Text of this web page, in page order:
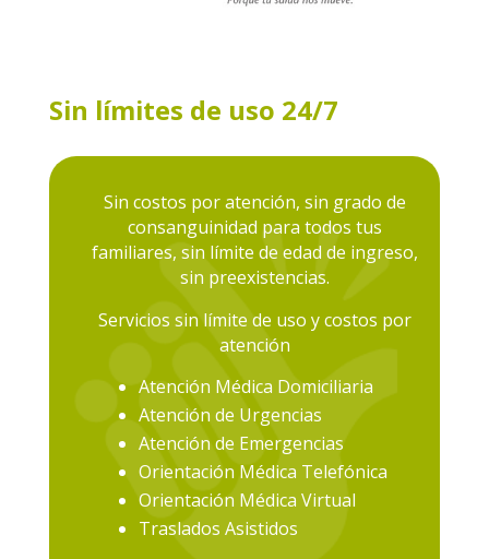
Sin límites de uso 24/7
Sin costos por atención, sin grado de
consanguinidad para todos tus
familiares, sin límite de edad de ingreso,
sin preexistencias.
Servicios sin límite de uso y costos por
atención
Atención Médica Domiciliaria
Atención de Urgencias
Atención de Emergencias
Orientación Médica Telefónica
Orientación Médica Virtual
Traslados Asistidos